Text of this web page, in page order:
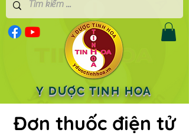
Y DƯỢC TINH HOA
Đơn thuốc điện tử